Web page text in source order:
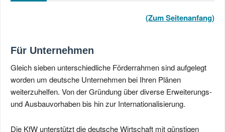
(Zum Seitenanfang)
Für Unternehmen
Gleich sieben unterschiedliche Förderrahmen sind aufgelegt
worden um deutsche Unternehmen bei Ihren Plänen
weiterzuhelfen. Von der Gründung über diverse Erweiterungs-
und Ausbauvorhaben bis hin zur Internationalisierung.
Die KfW unterstützt die deutsche Wirtschaft mit günstigen